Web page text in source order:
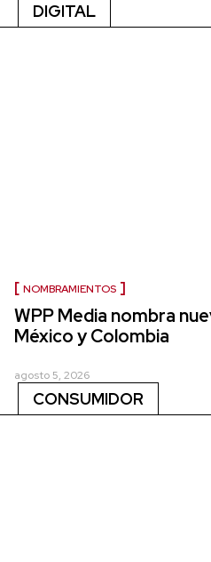
DIGITAL
NOMBRAMIENTOS
WPP Media nombra
México y Colombia
agosto 5, 2026
CONSUMIDOR